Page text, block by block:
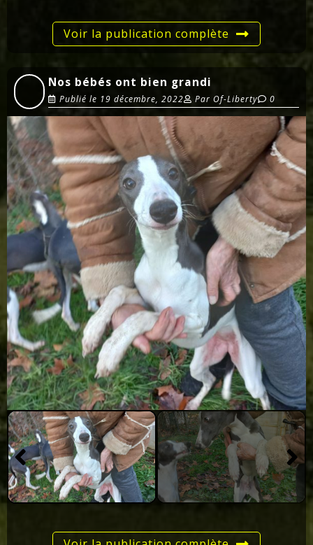
Voir la publication complète
Nos bébés ont bien grandi
Publié le 19 décembre, 2022 Par Of-Liberty 0